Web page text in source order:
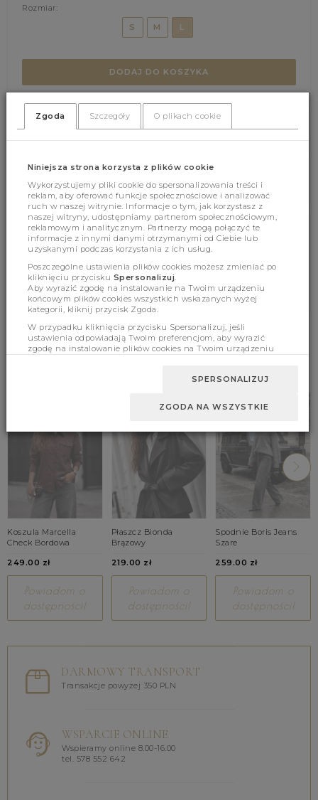
Rozmiar:
S
M L
DODAJ DO KOSZYKA
Cechy produktu
Wymiary
BESTSELLERY
Koszula Marcella
Check Bordowa
249.00 zł
Powiadom o
dostępności!
Płaszcz Bionda
Brązowy
219.00 zł
Powiadom o
dostępności!
Spodnie Boris Jeans
Szare
259.00 zł
Powiadom o
dostępności!
DARMOWY TRANSPORT
Transakcje powyżej 350 PLN
WSPARCIE ONLINE
Wspieramy online 8.00-16.00
tel. 578 552 642
Zgoda Szczegóły O plikach cookie
Niniejsza strona korzysta z plików cookie
Wykorzystujemy pliki cookie do spersonalizowania treści i
reklam, aby oferować funkcje społecznościowe i analizować
ruch w naszej witrynie. Informacje o tym, jak korzystasz z
naszej witryny, udostępniamy partnerom społecznościowym,
reklamowym i analitycznym. Partnerzy mogą połączyć te
informacje z innymi danymi otrzymanymi od Ciebie lub
uzyskanymi podczas korzystania z ich usług.
Poszczególne ustawienia plików cookies możesz zmieniać po
kliknięciu przycisku Spersonalizuj
Aby wyrazić zgodę na instalowanie na Twoim urządzeniu
końcowym plików cookies wszystkich wskazanych wyżej
kategorii, kliknij przycisk Zgoda.
W przypadku kliknięcia przycisku Spersonalizuj, jeśli
ustawienia odpowiadają Twoim preferencjom, aby wyrazić
zgodę na instalowanie plików cookies na Twoim urządzeniu
SPERSONALIZUJ
ZGODA NA WSZYSTKIE